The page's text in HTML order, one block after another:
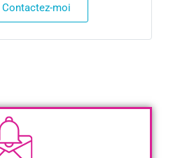
Contactez-moi